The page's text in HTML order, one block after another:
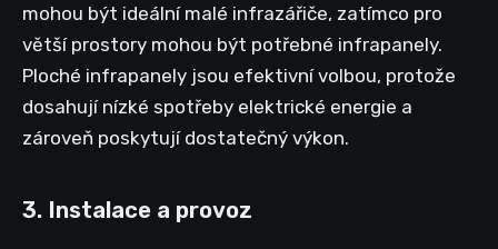
mohou být ideální malé infrazářiče, zatímco pro
větší prostory mohou být potřebné infrapanely.
Ploché infrapanely jsou efektivní volbou, protože
dosahují nízké spotřeby elektrické energie a
zároveň poskytují dostatečný výkon.
3. Instalace a provoz